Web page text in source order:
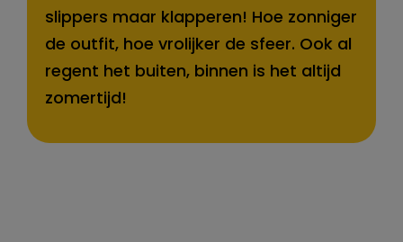
slippers maar klapperen! Hoe zonniger
de outfit, hoe vrolijker de sfeer. Ook al
regent het buiten, binnen is het altijd
zomertijd!